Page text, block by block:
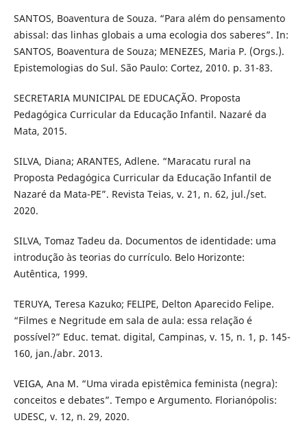
SANTOS, Boaventura de Souza. “Para além do pensamento
abissal: das linhas globais a uma ecologia dos saberes”. In:
SANTOS, Boaventura de Souza; MENEZES, Maria P. (Orgs.).
Epistemologias do Sul. São Paulo: Cortez, 2010. p. 31-83.
SECRETARIA MUNICIPAL DE EDUCAÇÃO. Proposta
Pedagógica Curricular da Educação Infantil. Nazaré da
Mata, 2015.
SILVA, Diana; ARANTES, Adlene. “Maracatu rural na
Proposta Pedagógica Curricular da Educação Infantil de
Nazaré da Mata-PE”. Revista Teias, v. 21, n. 62, jul./set.
2020.
SILVA, Tomaz Tadeu da. Documentos de identidade: uma
introdução às teorias do currículo. Belo Horizonte:
Autêntica, 1999.
TERUYA, Teresa Kazuko; FELIPE, Delton Aparecido Felipe.
“Filmes e Negritude em sala de aula: essa relação é
possível?” Educ. temat. digital, Campinas, v. 15, n. 1, p. 145-
160, jan./abr. 2013.
VEIGA, Ana M. “Uma virada epistêmica feminista (negra):
conceitos e debates”. Tempo e Argumento. Florianópolis:
UDESC, v. 12, n. 29, 2020.